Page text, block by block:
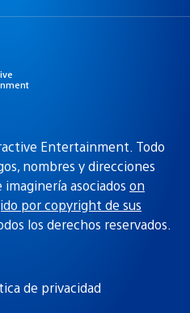
Entertainment. Todo
nombres y direcciones
imaginería asociados on
por copyright de sus
los derechos reservados.
de privacidad